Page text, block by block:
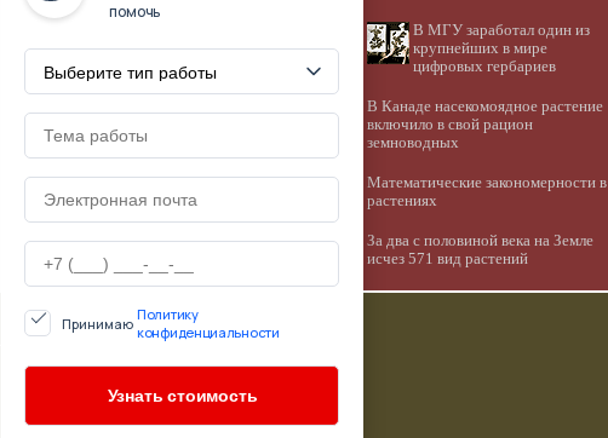
В МГУ заработал один из
крупнейших в мире
цифровых гербариев
В Канаде насекомоядное растение
включило в свой рацион
земноводных
Математические закономерности в
растениях
За два с половиной века на Земле
исчез 571 вид растений
помочь
Принимаю Политику
конфиденциальности